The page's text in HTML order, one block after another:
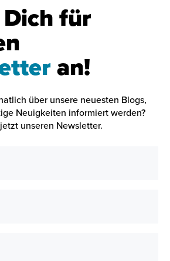
für
an!
über unsere neuesten Blogs,
Neuigkeiten informiert werden?
unseren Newsletter.